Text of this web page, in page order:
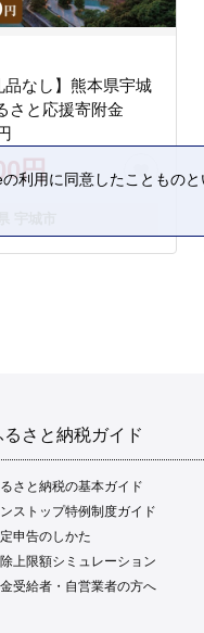
品なし】熊本県宇城
さと応援寄附金
円
るさと納税ガイド
さと納税の基本ガイド
ストップ特例制度ガイド
申告のしかた
上限額シミュレーション
受給者・自営業者の方へ
利用に同意したこともの